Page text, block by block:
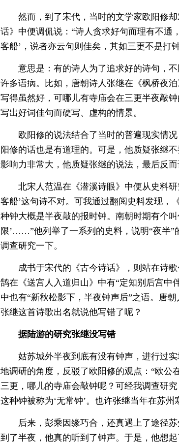
然而，到了宋代，当时的文学家欧阳修
话》中便调侃说：“诗人贪求好句而理有不
客船’，说者亦云句则佳矣，其如三更不是打
意思是：有的诗人为了追求好的诗句，
许多语病。比如，唐朝诗人张继在《枫桥夜
写得虽然好，可哪儿有寺庙会在三更半夜敲
写出好词佳句而硬写、虚构的情景。
欧阳修的说法结合了当时的普遍现实情
阳修的话也是有道理的。可是，他质疑张继
影响力非常大，他质疑张继的说法，最后反而
北宋人范温在《潜溪诗眼》中便从史料
客船’这句诗不对。可我通过翻阅史料发现，
种钟大概是半夜敲的报时钟。南朝时期有个
限’……”他列举了一系列的史料，说明“夜半”
调查研究一下。
成书于宋代的《古今诗话》，则站在诗
鹄在《送宫人入道归山》中有“定知别后宫中
中也有“新秋松影下，半夜钟声后”之语。唐
张继这首诗歌出名就说他写错了呢？
据陆游的研究张继没写错
姑苏城外半夜到底有没有钟声，进行过
地调研的角度，反驳了欧阳修的观点：“欧公
三更，哪儿的寺庙会敲钟呢？可经我调查研
这种钟被称为‘无常钟’。也许张继当年在苏
后来，彭乘因缘巧合，还真遇上了途径
到了半夜，他真的听到了钟声。于是，他想